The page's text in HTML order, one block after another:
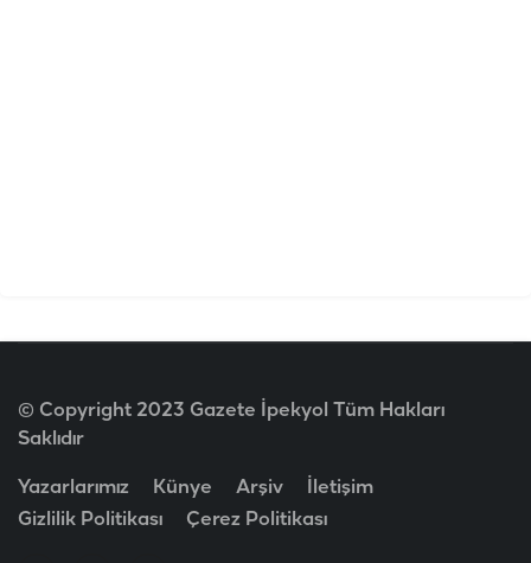
© Copyright 2023 Gazete İpekyol Tüm Hakları
Saklıdır
Yazarlarımız Künye Arşiv
İletişim
Gizlilik Politikası
Çerez Politikası